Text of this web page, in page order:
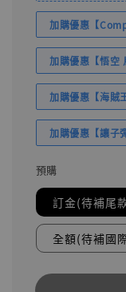
加購優惠【
加購優惠【悟空
加購優惠【海賊
加購優惠【讓子
預購
訂金(待補尾
全額(待補國